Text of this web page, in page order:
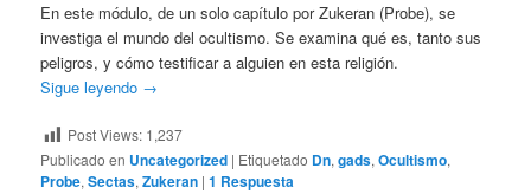
En este módulo, de un solo capítulo por Zukeran (Probe), se
investiga el mundo del ocultismo. Se examina qué es, tanto sus
peligros, y cómo testificar a alguien en esta religión.
Sigue leyendo →
Post Views: 1,237
Publicado en Uncategorized | Etiquetado Dn,gads,Ocultismo,
Probe,Sectas,Zukeran |1 Respuesta